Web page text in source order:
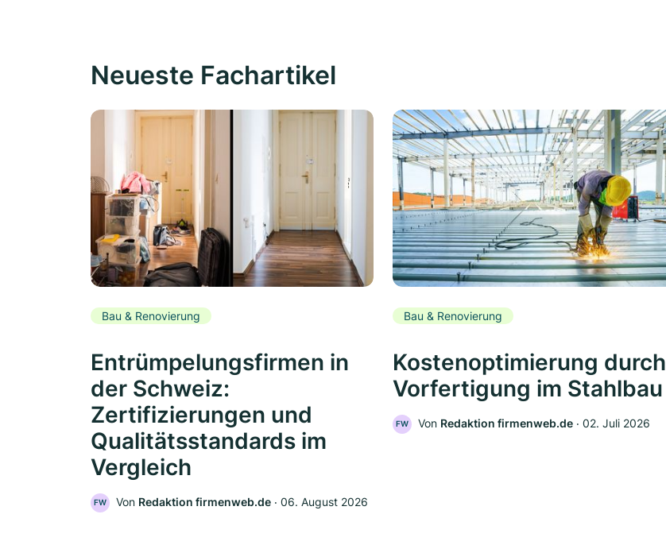
Neueste Fachartikel
Bau & Renovierung
Entrümpelungsfirmen in
der Schweiz:
Zertifizierungen und
Qualitätsstandards im
Vergleich
FW Von Redaktion firmenweb.de ‧ 06. August 2026
Bau & Renovierung
Kostenoptimierung durch
Vorfertigung im Stahlbau
FW Von Redaktion firmenweb.de ‧ 02. Juli 2026